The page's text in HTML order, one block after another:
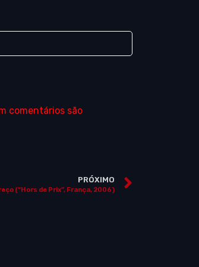
comentários são
PRÓXIMO
(“Hors de Prix”, França, 2006)